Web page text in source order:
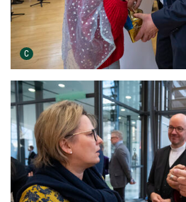
C Urheber der Grafik: